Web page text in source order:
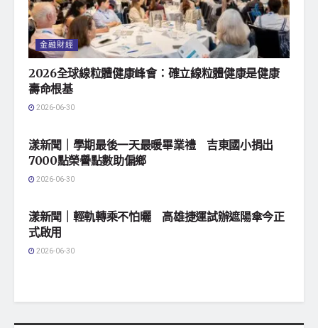
金融財經
2026全球線粒體健康峰會：確立線粒體健康是健康
壽命根基
2026-06-30
漾新聞｜學期最後一天最暖畢業禮 吉東國小捐出
7000點榮譽點數助偏鄉
2026-06-30
漾新聞｜輕軌轉乘不怕曬 高雄捷運試辦遮陽傘今正
式啟用
2026-06-30